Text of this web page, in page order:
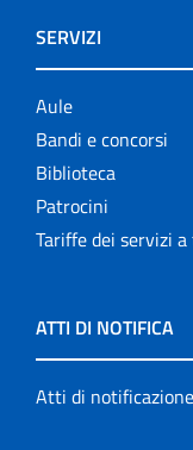
SERVIZI
Aule
Bandi e concorsi
Biblioteca
Patrocini
Tariffe dei servizi
ATTI DI NOTIFICA
Atti di